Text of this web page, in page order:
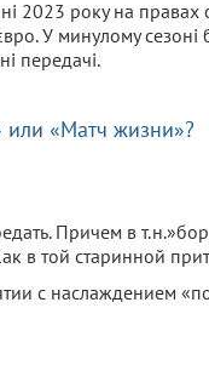
2023 року на
У минулому сезоні
передачі.
или «Матч жизни»?
Причем в
в той старинной
с наслаждением